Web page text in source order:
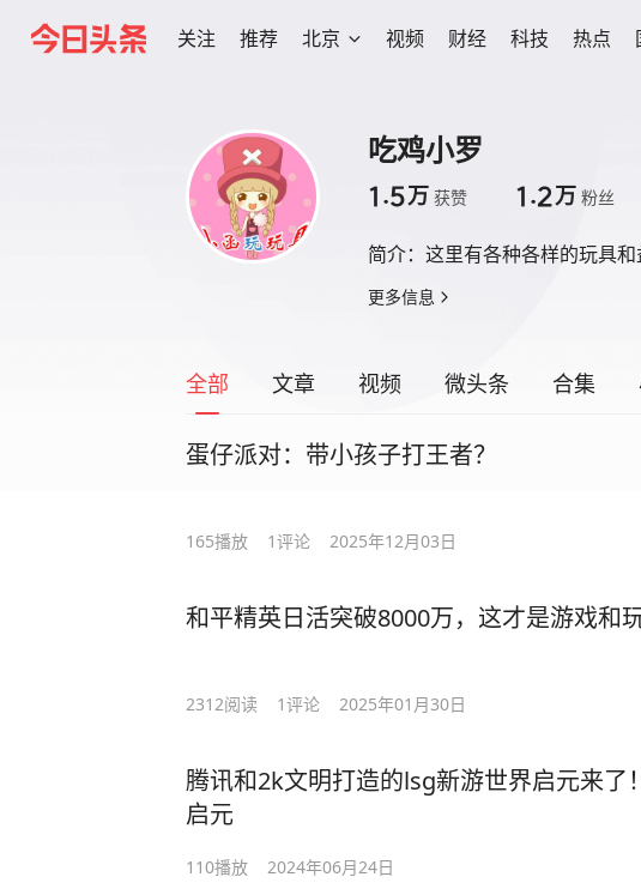
关注 推荐 北京 视频 财经 科技 热点
吃鸡小罗
1.5万 获赞 1.2万 粉丝
简介： 这里有各种各样的玩具
更多信息
全部 文章 视频 微头条 合集
蛋仔派对：带小孩子打王者？
165播放 1评论 2025年12月03日
和平精英日活突破8000万，这才是游戏和
2312阅读 1评论 2025年01月30日
腾讯和2k文明打造的lsg新游世界启元来了
启元
110播放 2024年06月24日